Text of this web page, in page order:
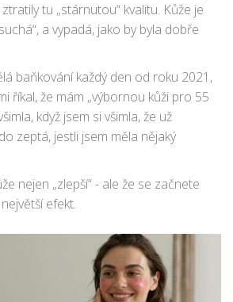
tu „stárnutou“ kvalitu. Kůže je
a vypadá, jako by byla dobře
baňkování každý den od roku 2021,
říkal, že mám „výbornou kůži pro 55
když jsem si všimla, že už
zeptá, jestli jsem měla nějaký
nejen „zlepší“ - ale že se začnete
efekt.